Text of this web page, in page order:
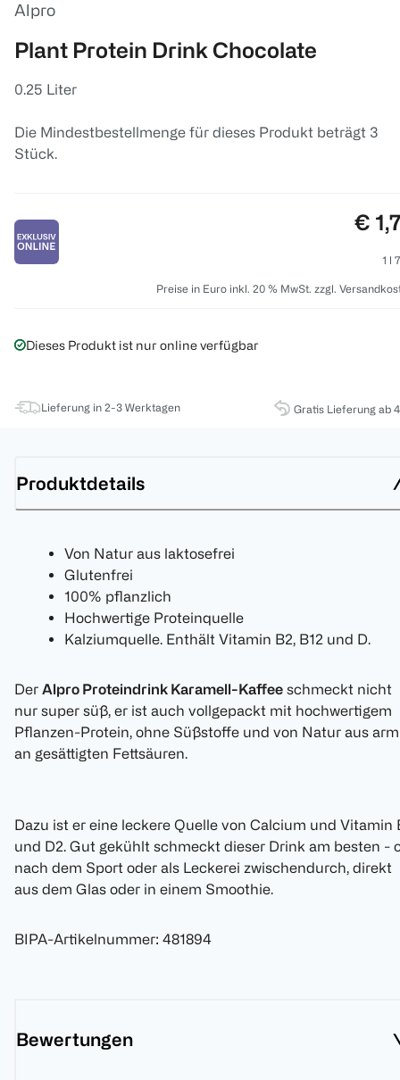
Alpro
Plant Protein Drink Chocolate
0.25 Liter
Die Mindestbestellmenge für dieses Produkt beträgt 3
Stück.
€
1 l
Preise in Euro inkl. 20 % MwSt. zzgl.
Dieses Produkt ist nur online verfügbar
Lieferung in 2-3 Werktagen Gratis Lieferung ab
Produktdetails
Von Natur aus laktosefrei
Glutenfrei
100% pflanzlich
Hochwertige Proteinquelle
Kalziumquelle. Enthält Vitamin B2, B12 und D.
Der Alpro Proteindrink Karamell-Kaffee schmeckt nicht
nur super süß, er ist auch vollgepackt mit hochwertigem
Pflanzen-Protein, ohne Süßstoffe und von Natur aus arm
an gesättigten Fettsäuren.
Dazu ist er eine leckere Quelle von Calcium und Vitamin
und D2. Gut gekühlt schmeckt dieser Drink am besten -
nach dem Sport oder als Leckerei zwischendurch, direkt
aus dem Glas oder in einem Smoothie.
BIPA-Artikelnummer: 481894
Bewertungen